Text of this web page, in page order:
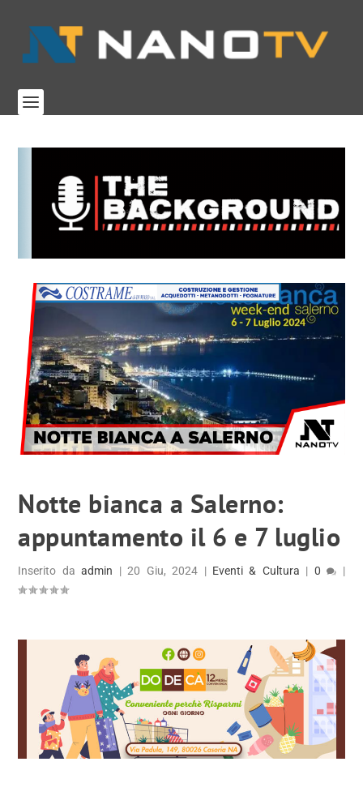
Notte bianca a Salerno:
appuntamento il 6 e 7 luglio
Inserito daadmin |20 Giu, 2024 | Eventi & Cultura | 0 |